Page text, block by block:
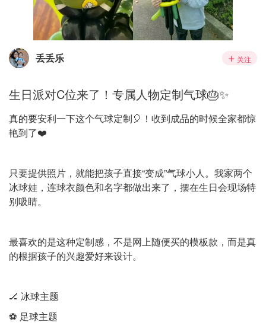
丢丢乐 关注
生日派对C位来了！专属人物定制气球🎂✨
真的要安利一下这个气球定制🎈！收到成品的时候全家都惊
艳到了❤️
只要提供照片，就能把孩子直接“变成”气球小人。我家两个
冰球娃，连球衣颜色和名字都做出来了，摆在生日会现场特
别吸睛。
最喜欢的是这种定制感，不是网上随便买的模板款，而是真
的根据孩子的兴趣爱好来设计。
🏒 冰球主题
⚽ 足球主题